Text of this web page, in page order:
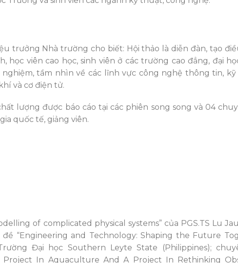
trưởng Nhà trường cho biết: Hội thảo là diễn đàn, tạo
học viên cao học, sinh viên ở các trường cao đẳng, đại
tầm nhìn về các lĩnh vực công nghệ thông tin,
và cơ điện tử.
lượng được báo cáo tại các phiên song song và 04
quốc tế, giảng viên.
of complicated physical systems” của PGS.TS Lu
“Engineering and Technology: Shaping the Future
Trường Đại học Southern Leyte State (Philippines);
Project In Aquaculture And A Project In Rethinking